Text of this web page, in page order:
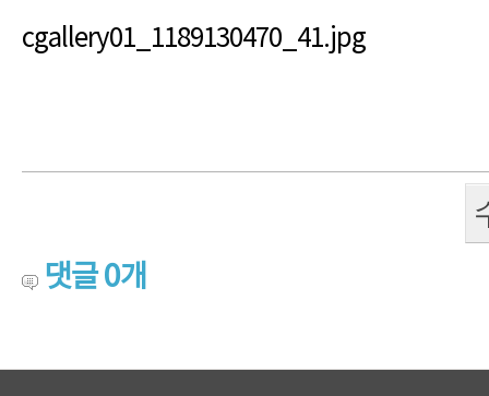
cgallery01_1189130470_41.jpg
댓글0개